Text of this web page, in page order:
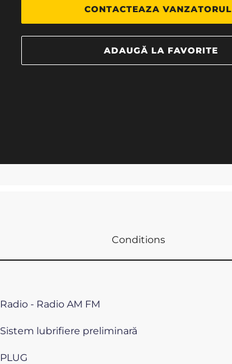
CONTACTEAZA VANZATORUL
ADAUGĂ LA FAVORITE
Conditions
Radio - Radio AM FM
Sistem lubrifiere preliminară
PLUG